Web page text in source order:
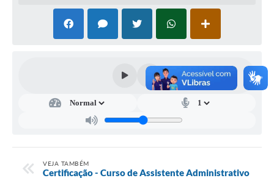
VEJA TAMBÉM
Certificação - Curso de Assistente Administrativo